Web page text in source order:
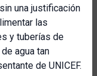
una justificación
las
y tuberías de
agua tan
de UNICEF.